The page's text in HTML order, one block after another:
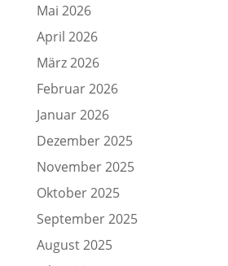
Mai 2026
April 2026
März 2026
Februar 2026
Januar 2026
Dezember 2025
November 2025
Oktober 2025
September 2025
August 2025